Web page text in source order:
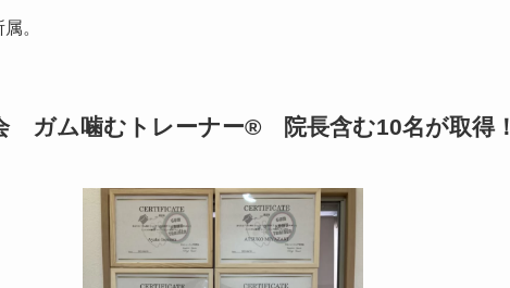
。
ガム噛むトレーナー® 院長含む10名が取得！